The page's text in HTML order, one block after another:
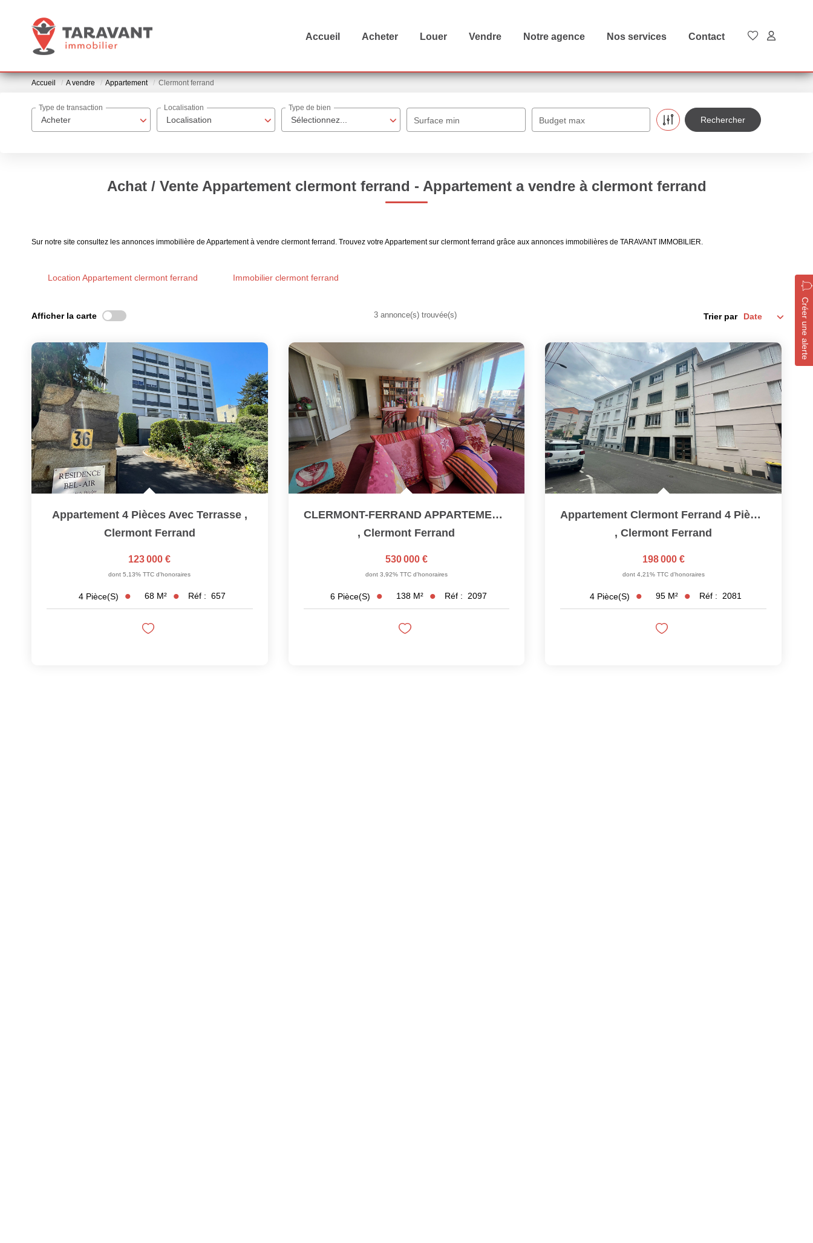
Accueil Acheter Louer Vendre Notre agence Nos services Contact
Accueil A vendre Appartement Clermont ferrand
Acheter
Type de transaction
Localisation
Localisation
Sélectionnez...
Type de bien
Surface min Budget max
Achat / Vente Appartement clermont ferrand - Appartement a vendre à clermont ferrand
Sur notre site consultez les annonces immobilière de Appartement à vendre clermont ferrand. Trouvez votre Appartement sur clermont ferrand grâce aux annonces immobilières de TARAVANT IMMOBILIER.
Location Appartement clermont ferrand Immobilier clermont ferrand
Créer une alerte
Afficher la carte 3 annonce(s) trouvée(s) Trier par
Appartement 4 Pièces Avec Terrasse ,
Clermont Ferrand
123 000 €
dont 5,13% TTC d'honoraires
4 Pièce(s) 68 M² Réf : 657
CLERMONT-FERRAND APPARTEMENT D'EXCEPTION AU SOMMET DE LA...
,Clermont Ferrand
530 000 €
dont 3,92% TTC d'honoraires
6 Pièce(s) 138 M² Réf : 2097
Appartement Clermont Ferrand 4 Pièce(s) 95 M2
,Clermont Ferrand
198 000 €
dont 4,21% TTC d'honoraires
4 Pièce(s) 95 M² Réf : 2081